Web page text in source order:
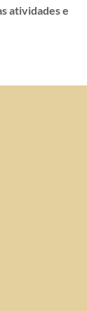
atividades e